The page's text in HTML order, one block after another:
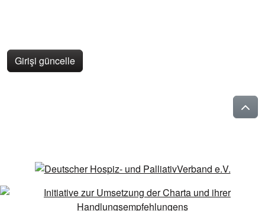
Girişi güncelle